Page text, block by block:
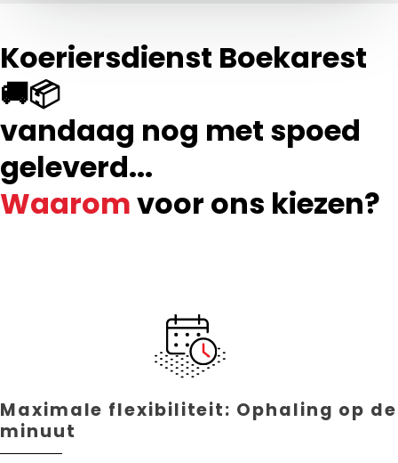
Koeriersdienst Boekarest
🚚📦
vandaag nog met spoed
geleverd...
Waaromvoor ons kiezen?
Maximale flexibiliteit: Ophaling op de
minuut